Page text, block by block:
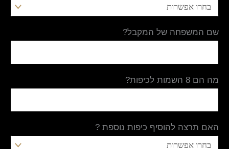
שם המשפחה של המקבל?
מה הם 8 השמות לכיפות?
האם תרצה להוסיף כיפות נוספת ?